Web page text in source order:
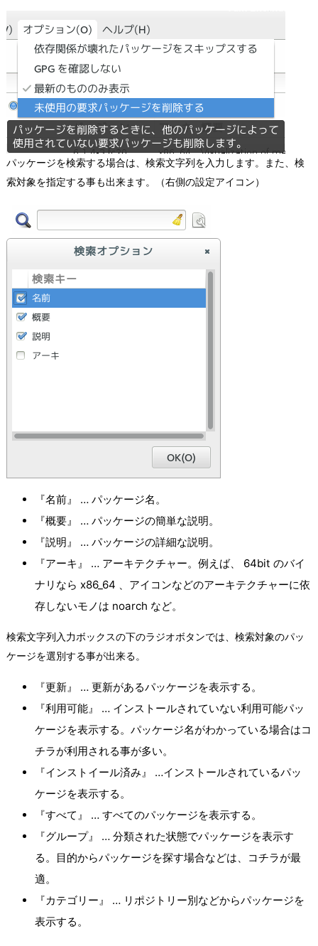
パッケージを検索する場合は、検索文字列を入力します。また、検
索対象を指定する事も出来ます。（右側の設定アイコン）
『名前』 … パッケージ名。
『概要』 … パッケージの簡単な説明。
『説明』 … パッケージの詳細な説明。
『アーキ』 … アーキテクチャー。例えば、 64bit のバイ
ナリなら x86_64 、アイコンなどのアーキテクチャーに依
存しないモノは noarch など。
検索文字列入力ボックスの下のラジオボタンでは、検索対象のパッ
ケージを選別する事が出来る。
『更新』 … 更新があるパッケージを表示する。
『利用可能』 … インストールされていない利用可能パッ
ケージを表示する。パッケージ名がわかっている場合はコ
チラが利用される事が多い。
『インストイール済み』 …インストールされているパッ
ケージを表示する。
『すべて』 … すべてのパッケージを表示する。
『グループ』 … 分類された状態でパッケージを表示す
る。目的からパッケージを探す場合などは、コチラが最
適。
『カテゴリー』 … リポジトリー別などからパッケージを
表示する。